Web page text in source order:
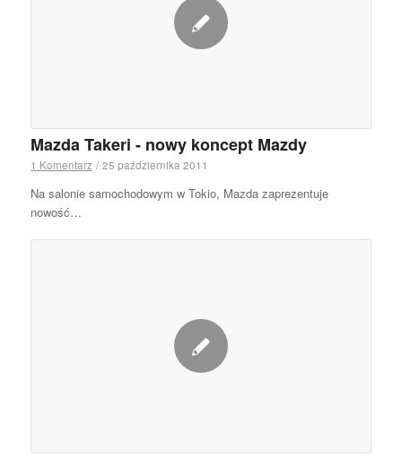
Mazda Takeri - nowy koncept Mazdy
1 Komentarz / 25 października 2011
Na salonie samochodowym w Tokio, Mazda zaprezentuje
nowość…